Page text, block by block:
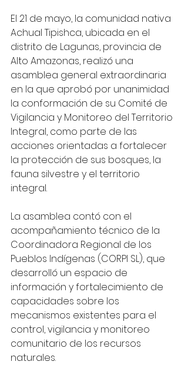
El 21 de mayo, la comunidad nativa
Achual Tipishca, ubicada en el
distrito de Lagunas, provincia de
Alto Amazonas, realizó una
asamblea general extraordinaria
en la que aprobó por unanimidad
la conformación de su Comité de
Vigilancia y Monitoreo del Territorio
Integral, como parte de las
acciones orientadas a fortalecer
la protección de sus bosques, la
fauna silvestre y el territorio
integral.
La asamblea contó con el
acompañamiento técnico de la
Coordinadora Regional de los
Pueblos Indígenas (CORPI SL), que
desarrolló un espacio de
información y fortalecimiento de
capacidades sobre los
mecanismos existentes para el
control, vigilancia y monitoreo
comunitario de los recursos
naturales.